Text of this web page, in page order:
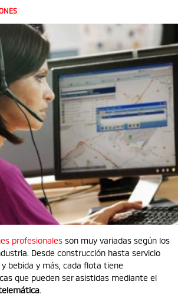
profesionales son muy variadas según los
Desde construcción hasta servicio
bebida y más, cada flota tiene
que pueden ser asistidas mediante el
.